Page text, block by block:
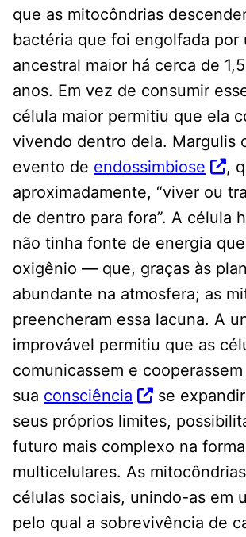
que as mitocôndrias
bactéria que foi engolfada por
ancestral maior há cerca de
anos. Em vez de consumir
célula maior permitiu que ela
vivendo dentro dela. Margulis
evento de endossimbiose
,
aproximadamente, “viver ou
de dentro para fora”. A célula
não tinha fonte de energia
oxigênio — que, graças às
abundante na atmosfera; as
preencheram essa lacuna. A
improvável permitiu que as
comunicassem e
sua consciência
se
seus próprios limites,
futuro mais complexo na
multicelulares. As
células sociais, unindo-as em
pelo qual a sobrevivência de